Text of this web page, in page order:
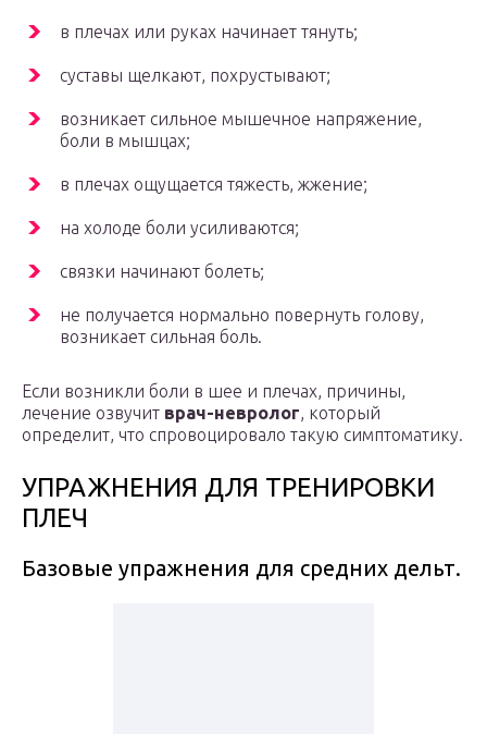
в плечах или руках начинает тянуть;
суставы щелкают, похрустывают;
возникает сильное мышечное напряжение,
боли в мышцах;
в плечах ощущается тяжесть, жжение;
на холоде боли усиливаются;
связки начинают болеть;
не получается нормально повернуть голову,
возникает сильная боль.
Если возникли боли в шее и плечах, причины,
лечение озвучит врач-невролог, который
определит, что спровоцировало такую симптоматику.
УПРАЖНЕНИЯ ДЛЯ ТРЕНИРОВКИ
ПЛЕЧ
Базовые упражнения для средних дельт.